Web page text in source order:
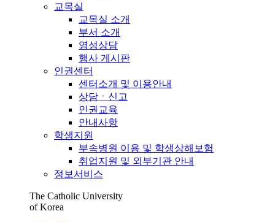
교목실
교목실 소개
부서 소개
영성상담
행사 게시판
인권센터
센터소개 및 이용안내
상담ㆍ신고
인권교육
안내사항
학생지원
부속병원 이용 및 학생상해보험
취업지원 및 외부기관 안내
정보서비스
The Catholic University
of Korea